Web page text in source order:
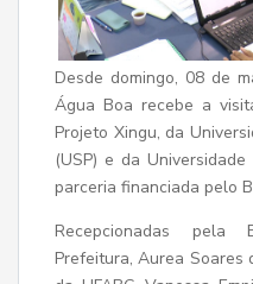
Desde domingo, 08 de
Água Boa recebe a
Projeto Xingu, da
(USP) e da
parceria financiada pelo
Recepcionadas pela
Prefeitura, Aurea Soares